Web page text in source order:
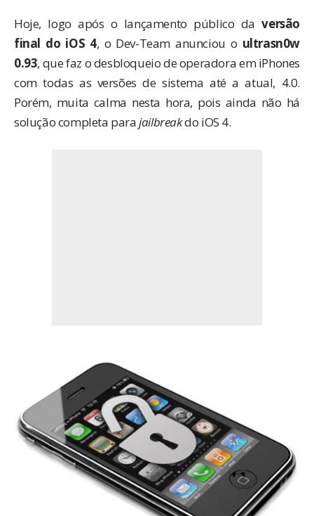
Hoje, logo após o lançamento público daversão
final do iOS 4, o Dev-Team anunciou o ultrasn0w
0.93, que faz o desbloqueio de operadora em iPhones
com todas as versões de sistema até a atual, 4.0.
Porém, muita calma nesta hora, pois ainda não há
solução completa parajailbreakdo iOS 4.